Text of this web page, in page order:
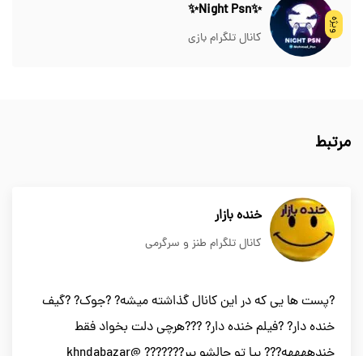
ویژه
✨Night Psn✨
کانال تلگرام بازی
مرتبط
خنده بازار
کانال تلگرام طنز و سرگرمی
?پست ها یی که در این کانال گذاشته میشه? ?جوک? ?گیف
خنده دار? ?فیلم خنده دار? ???هرچی دلت بخواد فقط